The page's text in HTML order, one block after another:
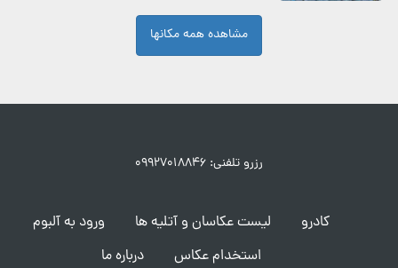
مشاهده همه مکانها
رزرو تلفنی: ۰۹۹۲۷۰۱۸۸۴۶
کادرو لیست عکاسان و آتلیه ها
ورود به آلبوم
استخدام عکاس
درباره ما